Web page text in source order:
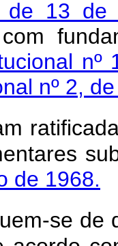
de 13 de
nº 2,
de 1968.
se de